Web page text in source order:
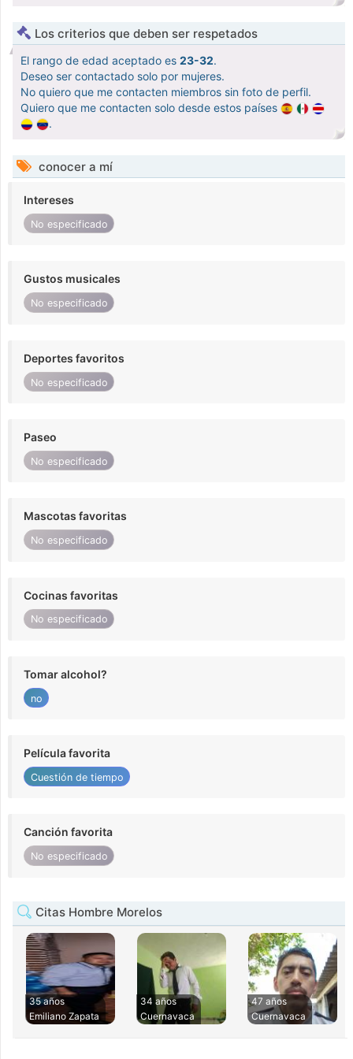
Los criterios que deben ser respetados
El rango de edad aceptado es 23-32.
Deseo ser contactado solo por mujeres.
No quiero que me contacten miembros sin foto de perfil.
Quiero que me contacten solo desde estos países
.
conocer a mí
Intereses
No especificado
Gustos musicales
No especificado
Deportes favoritos
No especificado
Paseo
No especificado
Mascotas favoritas
No especificado
Cocinas favoritas
No especificado
Tomar alcohol?
no
Película favorita
Cuestión de tiempo
Canción favorita
No especificado
Citas Hombre Morelos
35 años
Emiliano Zapata
34 años
Cuernavaca
47 años
Cuernavaca